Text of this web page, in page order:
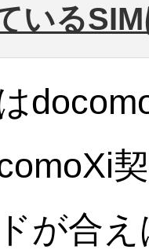
いる
が合